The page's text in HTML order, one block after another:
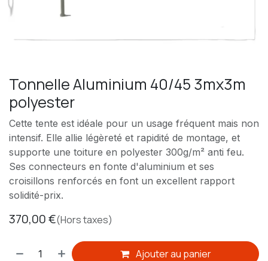
Tonnelle Aluminium 40/45 3mx3m
polyester
Cette tente est idéale pour un usage fréquent mais non
intensif. Elle allie légèreté et rapidité de montage, et
supporte une toiture en polyester 300g/m² anti feu.
Ses connecteurs en fonte d'aluminium et ses
croisillons renforcés en font un excellent rapport
solidité-prix.
370,00€(Hors taxes)
Ajouter au panier